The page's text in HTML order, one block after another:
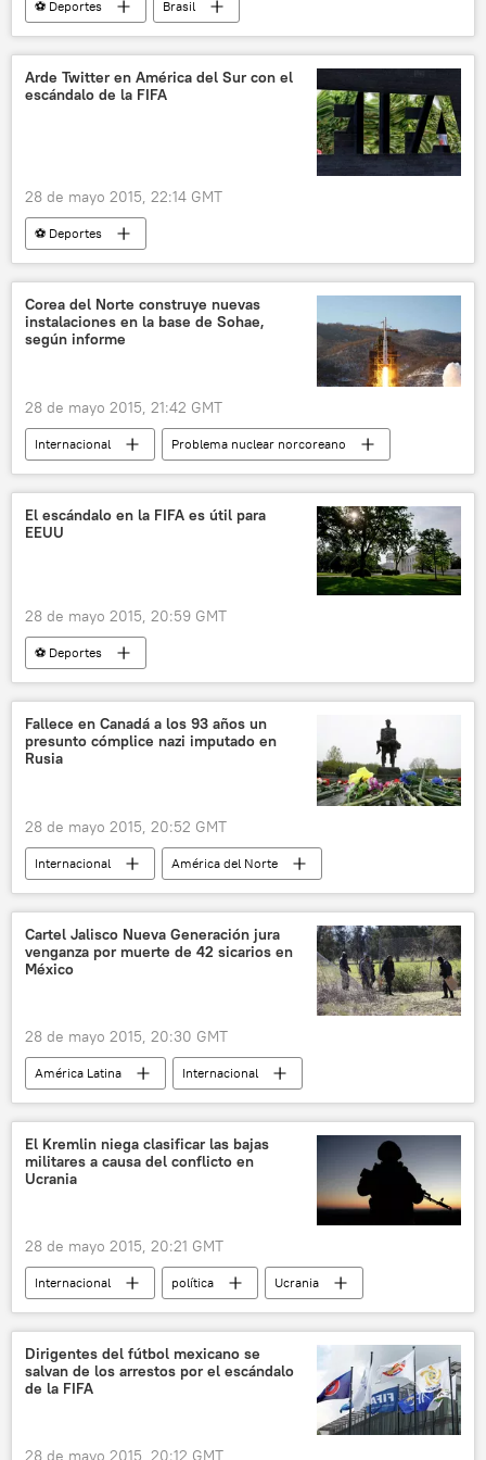
⚽ Deportes
Brasil
Romario da Souza Faria
Confederación Brasileña de Fútbol (CBF)
fútbol
noticias
Arde Twitter en América del Sur con el
escándalo de la FIFA
28 de mayo 2015, 22:14 GMT
⚽ Deportes
Escándalo de corrupción en la FIFA
América del Sur
FIFA
corrupción
noticias
Corea del Norte construye nuevas
instalaciones en la base de Sohae,
según informe
28 de mayo 2015, 21:42 GMT
Internacional
Problema nuclear norcoreano
Corea del Norte
base de Sohae
programa nuclear
🌏 Asia
📰 Tensiones en la península de Corea
El escándalo en la FIFA es útil para
EEUU
28 de mayo 2015, 20:59 GMT
⚽ Deportes
Escándalo de corrupción en la FIFA
EEUU
Alexander Rahr
FIFA
noticias
Fallece en Canadá a los 93 años un
presunto cómplice nazi imputado en
Rusia
28 de mayo 2015, 20:52 GMT
Internacional
América del Norte
Canadá
Jatín
Vladímir Katriuk
noticias
Cartel Jalisco Nueva Generación jura
venganza por muerte de 42 sicarios en
México
28 de mayo 2015, 20:30 GMT
América Latina
Internacional
México
Joaquín el 'Chapo' Guzmán
CJNG
noticias
El Kremlin niega clasificar las bajas
militares a causa del conflicto en
Ucrania
28 de mayo 2015, 20:21 GMT
Internacional política
Ucrania
Donbás
Dmitri Peskov
Jeff Rathke
Rusia
noticias
Dirigentes del fútbol mexicano se
salvan de los arrestos por el escándalo
de la FIFA
28 de mayo 2015, 20:12 GMT